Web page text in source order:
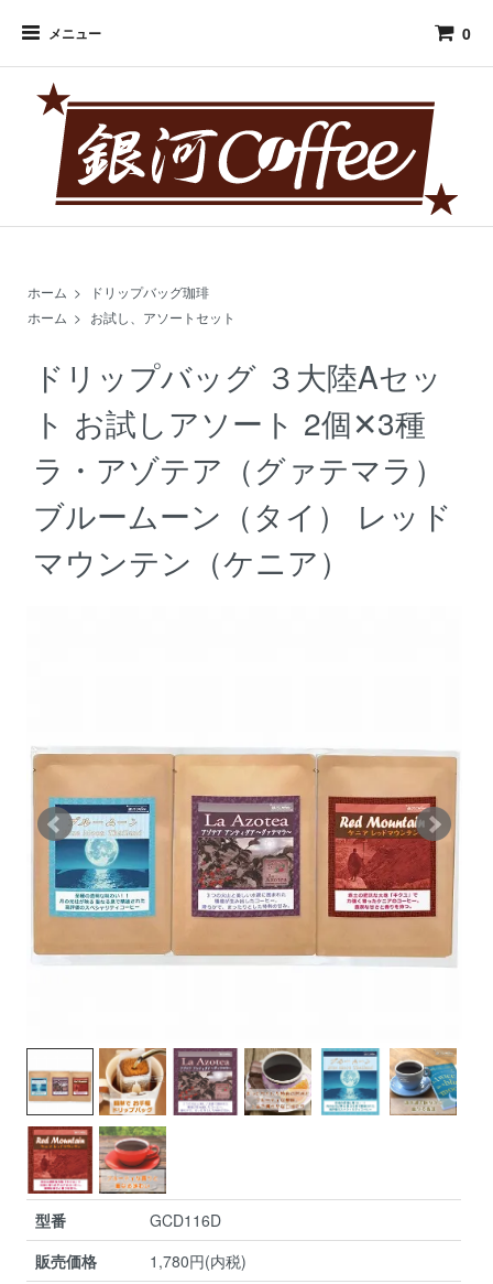
メニュー 0
ホーム >
ドリップバッグ珈琲
ホーム > お試し、アソートセット
ドリップバッグ ３大陸Aセッ
ト お試しアソート 2個✕3種
ラ・アゾテア（グァテマラ）
ブルームーン（タイ） レッド
マウンテン（ケニア）
型番
GCD116D
販売価格
1,780円(内税)